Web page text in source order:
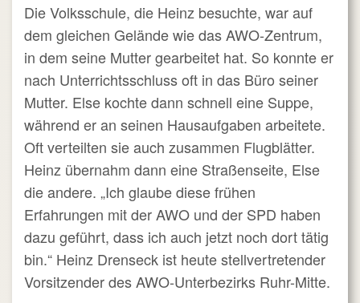
Die Volksschule, die Heinz besuchte, war auf
dem gleichen Gelände wie das AWO-Zentrum,
in dem seine Mutter gearbeitet hat. So konnte er
nach Unterrichtsschluss oft in das Büro seiner
Mutter. Else kochte dann schnell eine Suppe,
während er an seinen Hausaufgaben arbeitete.
Oft verteilten sie auch zusammen Flugblätter.
Heinz übernahm dann eine Straßenseite, Else
die andere. „Ich glaube diese frühen
Erfahrungen mit der AWO und der SPD haben
dazu geführt, dass ich auch jetzt noch dort tätig
bin.“ Heinz Drenseck ist heute stellvertretender
Vorsitzender des AWO-Unterbezirks Ruhr-Mitte.